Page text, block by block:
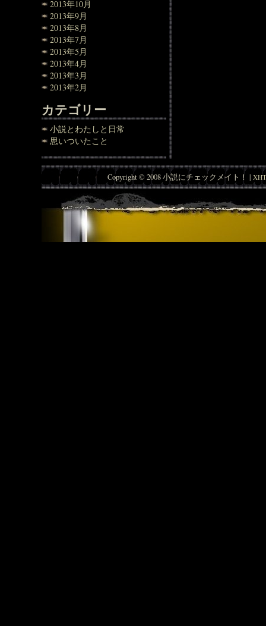
2013年10月
2013年9月
2013年8月
2013年7月
2013年5月
2013年4月
2013年3月
2013年2月
カテゴリー
小説とわたしと日常
思いついたこと
Copyright © 2008 小説にチェックメイト！ |